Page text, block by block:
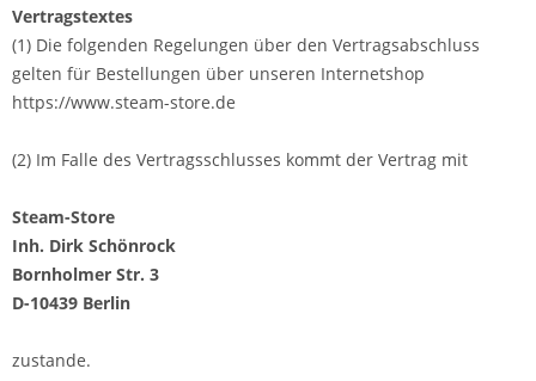
Vertragstextes
(1) Die folgenden Regelungen über den Vertragsabschluss
gelten für Bestellungen über unseren Internetshop
https://www.steam-store.de
(2) Im Falle des Vertragsschlusses kommt der Vertrag mit
Steam-Store
Inh. Dirk Schönrock
Bornholmer Str. 3
D-10439 Berlin
zustande.